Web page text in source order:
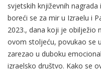
svjetskih književnih
boreći se za mir u Izraelu i
2023., dana koji je obilježio
ovom stoljeću, povukao se
zarezao u duboku
izraelsko društvo. Kako se